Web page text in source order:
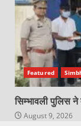
Featured
सिम्भावली पुलिस ने
August 9, 2026